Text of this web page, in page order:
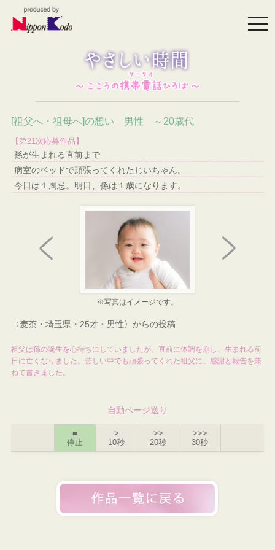
[祖父へ・祖母へ]の想い 男性 ～20歳代
【第21次応募作品】
孫が生まれる直前まで
病室のベッドで頑張ってくれたじいちゃん。
今日は１周忌。明日、孫は１歳になります。
※写真はイメージです。
〈麦茶・埼玉県・25才・男性〉からの投稿
祖父は孫の誕生を心待ちにしていましたが、直前に体調を崩し、生まれる前
日に亡くなりました。苦しい中でも頑張ってくれた祖父に、感謝と報告を兼
ねて書きました。
自動ページ送り
■
停止
>
10秒
>>
20秒
>>>
30秒